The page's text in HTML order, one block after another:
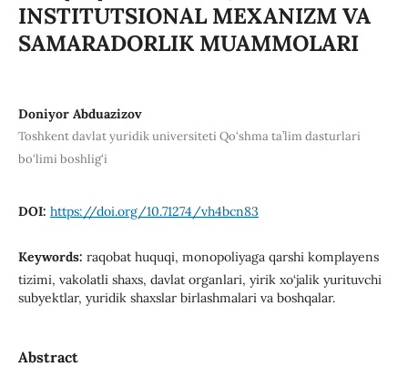
INSTITUTSIONAL MEXANIZM VA
SAMARADORLIK MUAMMOLARI
Doniyor Abduazizov
Toshkent davlat yuridik universiteti Qo‘shma ta’lim dasturlari
bo‘limi boshlig‘i
DOI: https://doi.org/10.71274/vh4bcn83
Keywords: raqobat huquqi, monopoliyaga qarshi komplayens
tizimi, vakolatli shaxs, davlat organlari, yirik xo‘jalik yurituvchi
subyektlar, yuridik shaxslar birlashmalari va boshqalar.
Abstract